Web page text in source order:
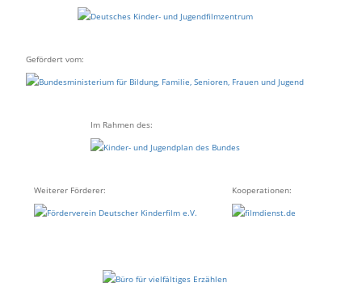
Gefördert vom:
Im Rahmen des:
Weiterer Förderer: Kooperationen: